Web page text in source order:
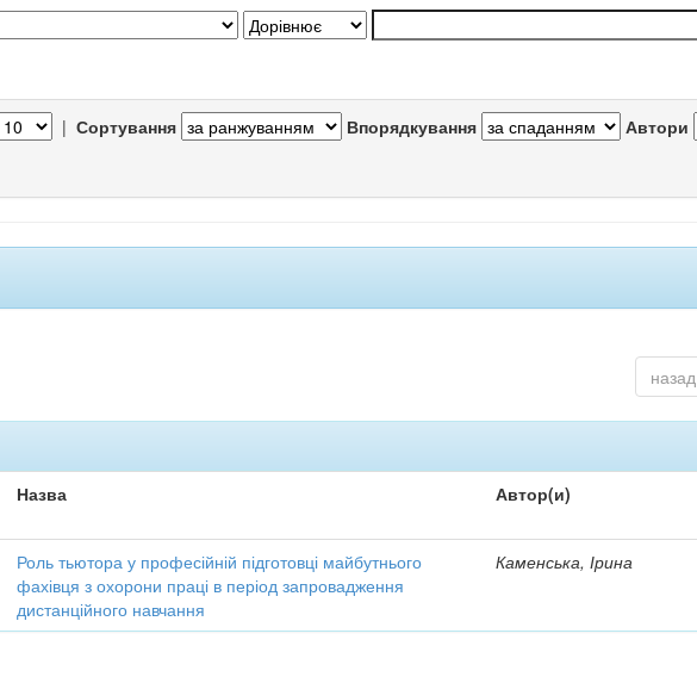
| Сортування Впорядкування Автори
назад
Назва Автор(и)
Роль тьютора у професійній підготовці майбутнього
фахівця з охорони праці в період запровадження
дистанційного навчання
Каменська, Ірина